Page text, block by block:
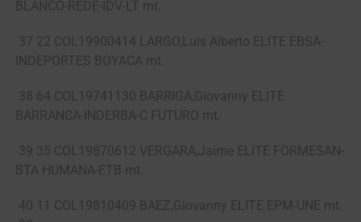
BLANCO-REDE-IDV-LT mt.
37 22 COL19900414 LARGO,Luis Alberto ELITE EBSA-
INDEPORTES BOYACA mt.
38 64 COL19741130 BARRIGA,Giovanny ELITE
BARRANCA-INDERBA-C FUTURO mt.
39 35 COL19870612 VERGARA,Jaime ELITE FORMESAN-
BTA HUMANA-ETB mt.
40 11 COL19810409 BAEZ,Giovanny ELITE EPM-UNE mt.